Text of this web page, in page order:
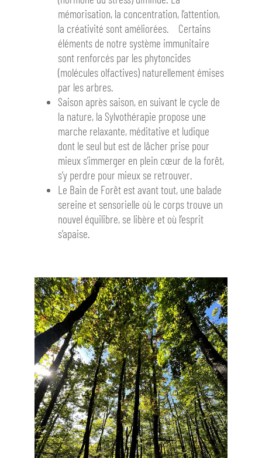
mémorisation, la concentration, l’attention,
la créativité sont améliorées. Certains
éléments de notre système immunitaire
sont renforcés par les phytoncides
(molécules olfactives) naturellement émises
par les arbres.
Saison après saison, en suivant le cycle de
la nature, la Sylvothérapie propose une
marche relaxante, méditative et ludique
dont le seul but est de lâcher prise pour
mieux s’immerger en plein cœur de la forêt,
s’y perdre pour mieux se retrouver.
Le Bain de Forêt est avant tout, une balade
sereine et sensorielle où le corps trouve un
nouvel équilibre, se libère et où l’esprit
s’apaise.